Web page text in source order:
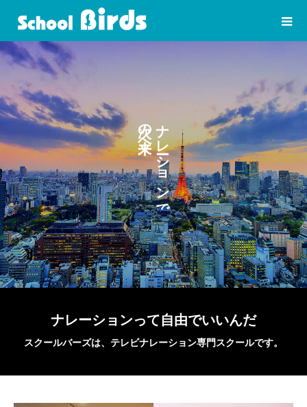
ナ
レ
シ
ョ
ン
で
の
へ
ナレーションって自由でいいんだ
スクールバーズは、テレビナレーション専門スクールです。